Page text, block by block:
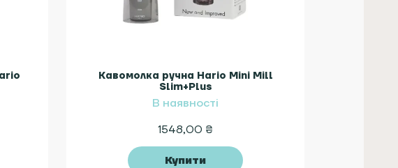
Кавомолка ручна Hario Mini Mill
Slim+Plus
В наявності
1548,00 ₴
Купити